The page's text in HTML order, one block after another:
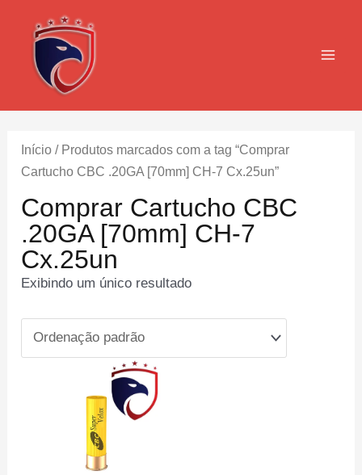
conteúdo
Início / Produtos marcados com a tag “Comprar
Cartucho CBC .20GA [70mm] CH-7 Cx.25un”
Comprar Cartucho CBC
.20GA [70mm] CH-7
Cx.25un
Exibindo um único resultado